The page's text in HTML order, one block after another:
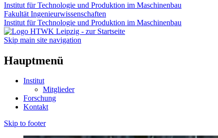
Institut für Technologie und Produktion im Maschinenbau
Fakultät Ingenieurwissenschaften
Institut für Technologie und Produktion im Maschinenbau
Skip main site navigation
Hauptmenü
Institut
Mitglieder
Forschung
Kontakt
Skip to footer